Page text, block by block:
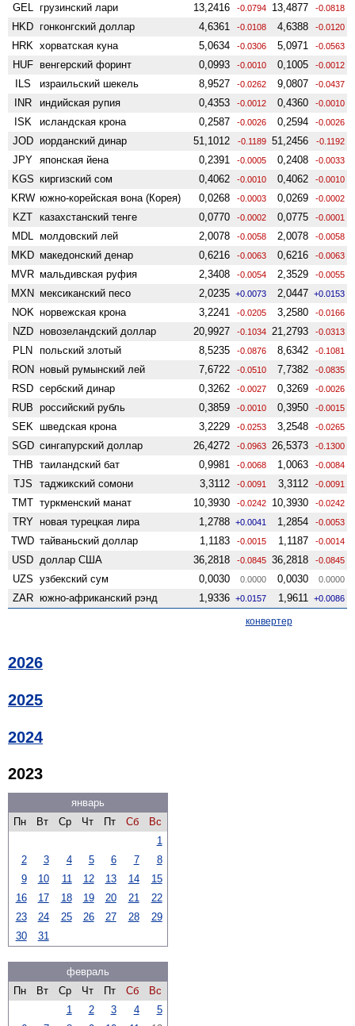
GEL грузинский лари 13,2416 -0.0794 13,4877 -0.0818
HKD гонконгский доллар 4,6361 -0.0108 4,6388 -0.0120
HRK хорватская куна 5,0634 -0.0306 5,0971 -0.0563
HUF венгерский форинт 0,0993 -0.0010 0,1005 -0.0012
ILS израильский шекель 8,9527 -0.0262 9,0807 -0.0437
INR индийская рупия 0,4353 -0.0012 0,4360 -0.0010
ISK исландская крона 0,2587 -0.0026 0,2594 -0.0026
JOD иорданский динар 51,1012 -0.1189 51,2456 -0.1192
JPY японская йена 0,2391 -0.0005 0,2408 -0.0033
KGS киргизский сом 0,4062 -0.0010 0,4062 -0.0010
KRW южно-корейская вона (Корея) 0,0268 -0.0003 0,0269 -0.0002
KZT казахстанский тенге 0,0770 -0.0002 0,0775 -0.0001
MDL молдовский лей 2,0078 -0.0058 2,0078 -0.0058
MKD македонский денар 0,6216 -0.0063 0,6216 -0.0063
MVR мальдивская руфия 2,3408 -0.0054 2,3529 -0.0055
MXN мексиканский песо 2,0235 +0.0073 2,0447 +0.0153
NOK норвежская крона 3,2241 -0.0205 3,2580 -0.0166
NZD ново­зеландский доллар 20,9927 -0.1034 21,2793 -0.0313
PLN польский злотый 8,5235 -0.0876 8,6342 -0.1081
RON новый румынский лей 7,6722 -0.0510 7,7382 -0.0835
RSD сербский динар 0,3262 -0.0027 0,3269 -0.0026
RUB российский рубль 0,3859 -0.0010 0,3950 -0.0015
SEK шведская крона 3,2229 -0.0253 3,2548 -0.0265
SGD сингапурский доллар 26,4272 -0.0963 26,5373 -0.1300
THB таиландский бат 0,9981 -0.0068 1,0063 -0.0084
TJS таджикский сомони 3,3112 -0.0091 3,3112 -0.0091
TMT туркменский манат 10,3930 -0.0242 10,3930 -0.0242
TRY новая турецкая лира 1,2788 +0.0041 1,2854 -0.0053
TWD тайваньский доллар 1,1183 -0.0015 1,1187 -0.0014
USD доллар США 36,2818 -0.0845 36,2818 -0.0845
UZS узбекский сум 0,0030 0.0000 0,0030 0.0000
ZAR южно-африканский рэнд 1,9336 +0.0157 1,9611 +0.0086
конвертер
2026
2025
2024
2023
январь
Пн
Вт Ср Чт Пт Сб
Вс
1
2
3 4 5 6 7
8
9
10 11 12 13 14
15
16
17 18 19 20 21
22
23
24 25 26 27 28
29
30
31
февраль
Пн
Вт Ср Чт Пт Сб
Вс
1
2 3 4
5